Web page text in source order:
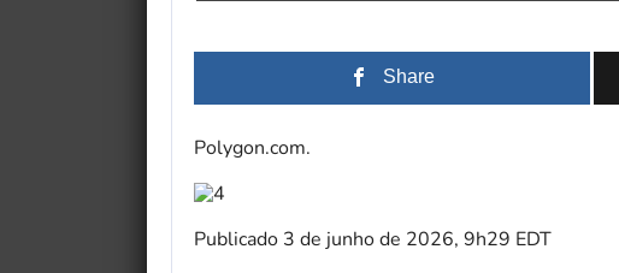
Share
Polygon.com.
Publicado 3 de junho de 2026, 9h29 EDT